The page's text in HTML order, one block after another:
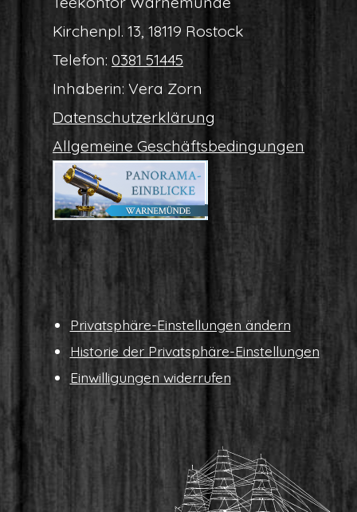
Kir­chen­pl. 13, 18119 Rostock
Tele­fon: 0381 51445
Inha­be­rin: Vera Zorn
Daten­schutz­er­klä­rung
All­ge­mei­ne Geschäftsbedingungen
Pri­vat­sphä­re-Ein­stel­lun­gen ändern
His­to­rie der Privatsphäre-Einstellungen
Ein­wil­li­gun­gen widerrufen